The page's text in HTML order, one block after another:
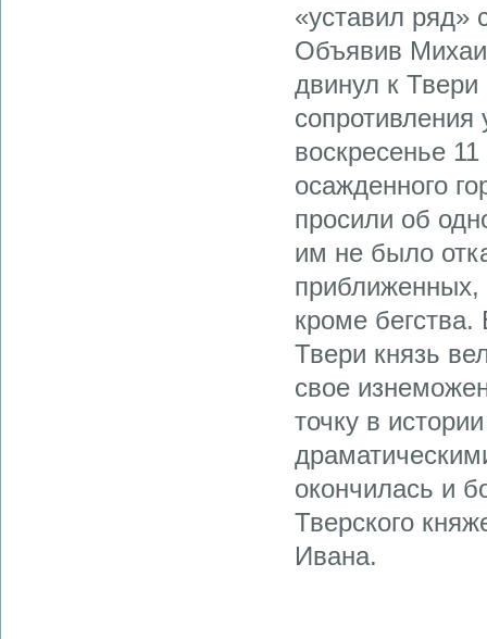
«уставил ряд»
Объявив
двинул к Твери
воскресенье
осажденного
просили об
им не было
приближенных,
кроме
Твери князь
свое
точку в
окончилась и
Тверского
Ивана.